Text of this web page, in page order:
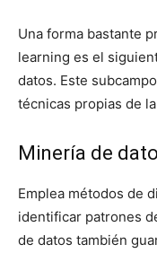
Una forma bastante
learning es el
datos. Este
técnicas propias de
Minería de
Emplea métodos de
identificar patrones
de datos también